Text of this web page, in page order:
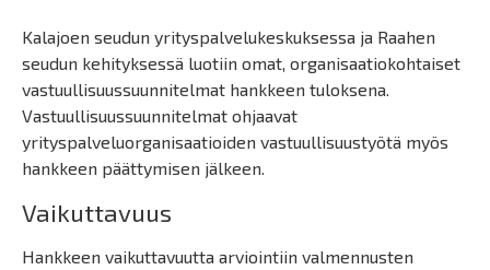
Kalajoen seudun yrityspalvelukeskuksessa ja Raahen
seudun kehityksessä luotiin omat, organisaatiokohtaiset
vastuullisuussuunnitelmat hankkeen tuloksena.
Vastuullisuussuunnitelmat ohjaavat
yrityspalveluorganisaatioiden vastuullisuustyötä myös
hankkeen päättymisen jälkeen.
Vaikuttavuus
Hankkeen vaikuttavuutta arviointiin valmennusten